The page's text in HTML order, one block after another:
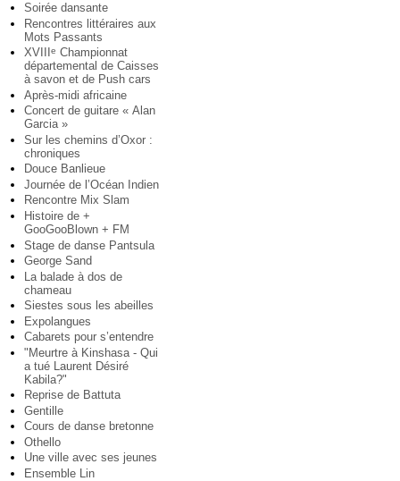
Soirée dansante
Rencontres littéraires aux
Mots Passants
XVIII
e Championnat
départemental de Caisses
à savon et de Push cars
Après-midi africaine
Concert de guitare « Alan
Garcia »
Sur les chemins d’Oxor :
chroniques
Douce Banlieue
Journée de l’Océan Indien
Rencontre Mix Slam
Histoire de +
GooGooBlown + FM
Stage de danse Pantsula
George Sand
La balade à dos de
chameau
Siestes sous les abeilles
Expolangues
Cabarets pour s’entendre
"Meurtre à Kinshasa - Qui
a tué Laurent Désiré
Kabila?"
Reprise de Battuta
Gentille
Cours de danse bretonne
Othello
Une ville avec ses jeunes
Ensemble Lin